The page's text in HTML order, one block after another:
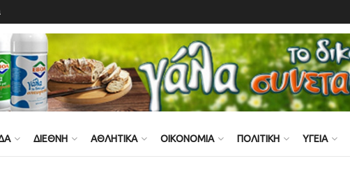
ΔΙΕΘΝΗ ΑΘΛΗΤΙΚΑ ΟΙΚΟΝΟΜΙΑ ΠΟΛΙΤΙΚΗ ΥΓΕΙΑ